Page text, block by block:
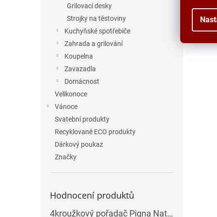
Grilovací desky
Strojky na těstoviny
Kuchyňské spotřebiče
Zahrada a grilování
Koupelna
Zavazadla
Domácnost
Velikonoce
Vánoce
Svatební produkty
Recyklované ECO produkty
Dárkový poukaz
Značky
Hodnocení produktů
4kroužkový pořadač Pigna Nature Flowers - A4, 35 mm, mix motivů